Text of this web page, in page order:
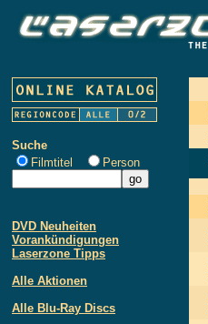
Suche
Filmtitel
Person
DVD Neuheiten
Vorankündigungen
Laserzone Tipps
Alle Aktionen
Alle Blu-Ray Discs